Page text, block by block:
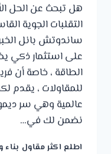
​هل تبحث عن الحل
التقلبات الجوية
ساندوتش بانل
على استثمار ذكي
الطاقة ، خاصة أن
للمقاولات ، يقدم
عالمية وهي سر
نضمن لك في…
اطلع اكثر مقاول بناء